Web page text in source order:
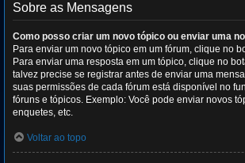
Sobre as Mensagens
Como posso criar um novo tópico ou enviar uma
Para enviar um novo tópico em um fórum, clique no
Para enviar uma resposta em um tópico, clique no
talvez precise se registrar antes de enviar uma
suas permissões de cada fórum está disponível no
fóruns e tópicos. Exemplo: Você pode enviar novos
enquetes, etc.
Voltar ao topo